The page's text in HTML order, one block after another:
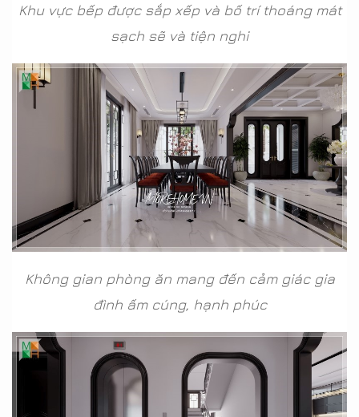
Khu vực bếp được sắp xếp và bố trí thoáng mát
sạch sẽ và tiện nghi
Không gian phòng ăn mang đến cảm giác gia
đình ấm cúng, hạnh phúc